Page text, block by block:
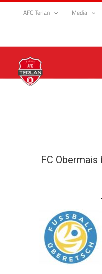
Zum
AFC Terlan Media
FC Obermais